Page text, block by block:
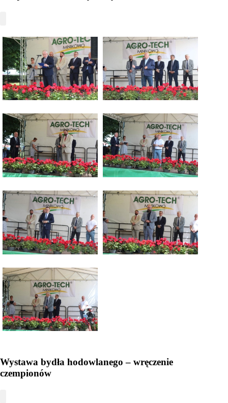
Wystawa bydła hodowlanego – wręczenie
czempionów